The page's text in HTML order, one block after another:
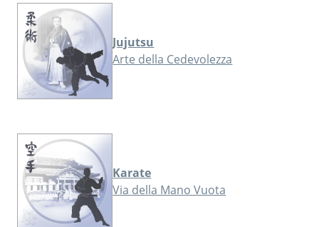
Jujutsu
Arte della Cedevolezza
Karate
Via della Mano Vuota